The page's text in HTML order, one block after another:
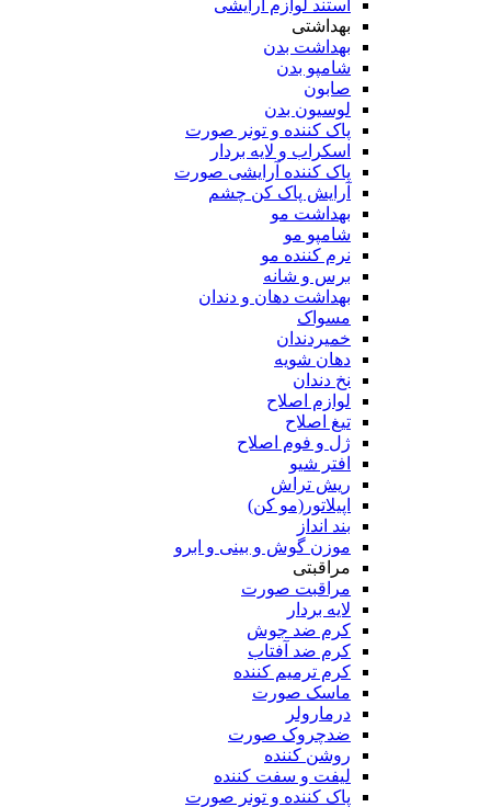
استند لوازم آرایشی
بهداشتی
بهداشت بدن
شامپو بدن
صابون
لوسیون بدن
پاک کننده و تونر صورت
اسکراب و لایه بردار
پاک کننده آرایشی صورت
آرایش پاک کن چشم
بهداشت مو
شامپو مو
نرم کننده مو
برس و شانه
بهداشت دهان و دندان
مسواک
خمیردندان
دهان شویه
نخ دندان
لوازم اصلاح
تیغ اصلاح
ژل و فوم اصلاح
افتر شیو
ریش تراش
اپیلاتور(مو کن)
بند انداز
موزن گوش و بینی و ابرو
مراقبتی
مراقبت صورت
لایه بردار
کرم ضد جوش
کرم ضد آفتاب
کرم ترمیم کننده
ماسک صورت
درمارولر
ضدچروک صورت
روشن کننده
لیفت و سفت کننده
پاک کننده و تونر صورت